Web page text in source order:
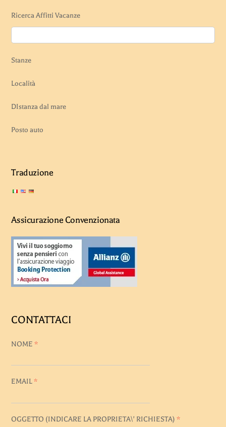
Ricerca Affitti Vacanze
Stanze
Località
DIstanza dal mare
Posto auto
Traduzione
Assicurazione Convenzionata
CONTATTACI
NOME*
EMAIL*
OGGETTO (INDICARE LA PROPRIETA\' RICHIESTA)*